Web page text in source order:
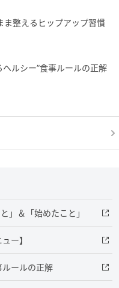
ま整えるヒップアップ習慣
ルシー”食事ルールの正解
」＆「始めたこと」
ー】
ルールの正解